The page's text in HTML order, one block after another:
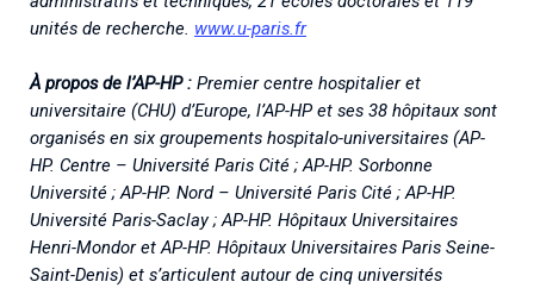
unités de recherche. www.u-paris.fr
À propos de l’AP-HP : Premier centre hospitalier et
universitaire (CHU) d’Europe, l’AP-HP et ses 38 hôpitaux sont
organisés en six groupements hospitalo-universitaires (AP-
HP. Centre – Université Paris Cité ; AP-HP. Sorbonne
Université ; AP-HP. Nord – Université Paris Cité ; AP-HP.
Université Paris-Saclay ; AP-HP. Hôpitaux Universitaires
Henri-Mondor et AP-HP. Hôpitaux Universitaires Paris Seine-
Saint-Denis) et s’articulent autour de cinq universités